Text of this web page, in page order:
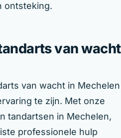
ontsteking.
van wacht
van wacht in Mechelen
te zijn. Met onze
tandartsen in Mechelen,
professionele hulp